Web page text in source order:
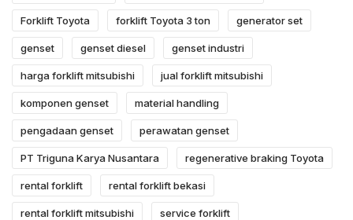
Forklift Toyota forklift Toyota 3 ton generator set
genset genset diesel genset industri
harga forklift mitsubishi jual forklift mitsubishi
komponen genset material handling
pengadaan genset perawatan genset
PT Triguna Karya Nusantara regenerative braking Toyota
rental forklift rental forklift bekasi
rental forklift mitsubishi service forklift